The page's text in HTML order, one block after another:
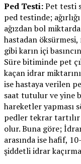
Ped Testi:Pet testi
ped testinde;
ağızdan bol
hastadan öksürmesi,
gibi karın içi
Süre bitiminde pet
kaçan idrar
ise hastaya verilen
saat tutulur ve yine
hareketler yapması
pedler tekrar
olur. Buna göre;
arasında ise hafif,
şiddetli idrar